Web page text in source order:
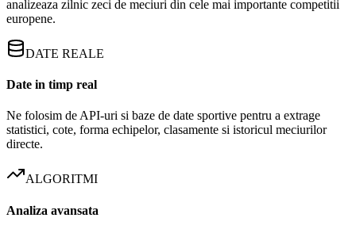
analizeaza zilnic zeci de meciuri din cele mai importante competitii
europene.
DATE REALE
Date in timp real
Ne folosim de API-uri si baze de date sportive pentru a extrage
statistici, cote, forma echipelor, clasamente si istoricul meciurilor
directe.
ALGORITMI
Analiza avansata